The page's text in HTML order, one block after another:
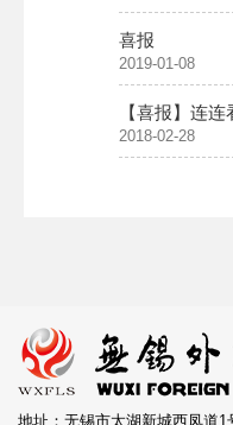
喜报
2019-01-08
【喜报】连连
2018-02-28
地址：无锡市太湖新城西凤道1